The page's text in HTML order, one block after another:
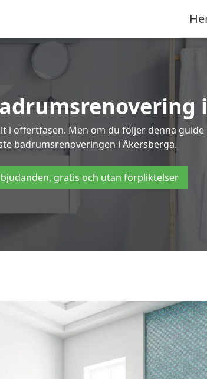
i offertfasen. Men om du följer denna
badrumsrenoveringen i Åkersberga.
gratis och utan förpliktelser